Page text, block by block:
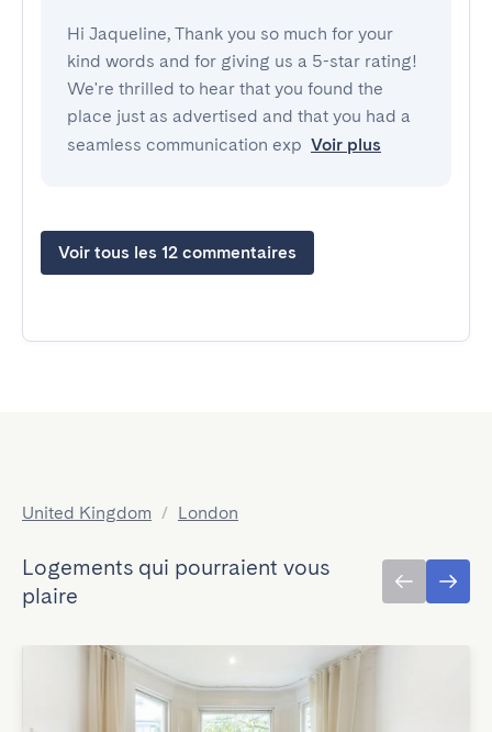
Hi Jaqueline, Thank you so much for your
kind words and for giving us a 5-star rating!
We're thrilled to hear that you found the
place just as advertised and that you had a
seamless communication exp Voir plus
Voir tous les 12 commentaires
United Kingdom / London
Logements qui pourraient vous
plaire